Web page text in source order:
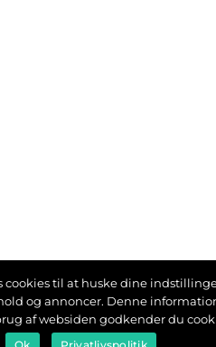
cookies til at huske dine
og annoncer. Denne
af websiden godkender du